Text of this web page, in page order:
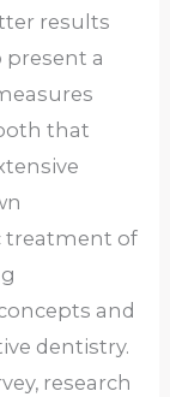
results
present a
that
treatment of
and
dentistry.
research